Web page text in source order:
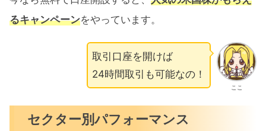
るキャンペーンをやっています。
ここ
取引口座を開けば
24時間取引も可能なの！
セクター別パフォーマンス